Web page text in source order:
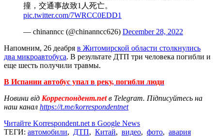
撞，交通事故致1人死亡。
pic.twitter.com/7WRCC0EDD1
— chinanncc (@chinanncc626) December 28, 2022
Напомним, 26 деабря в Житомирской области столкнулись
два микроавтобуса. В результате ДТП три человека погибли и
еще шесть получили травмы.
В Испании автобус упал в реку, погибли люди
Новини від Корреспондент.netв Telegram. Підписуйтесь на
наш канал https://t.me/korrespondentnet
Читайте Korrespondent.net в Google News
ТЕГИ: автомобили, ДТП, Китай, видео, фото, авария